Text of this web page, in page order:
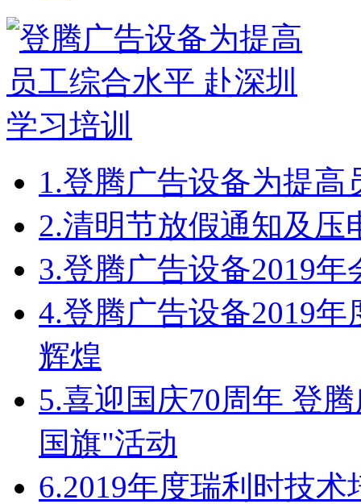
1.登腾广告设备为提高
2.清明节放假通知及压
3.登腾广告设备2019
4.登腾广告设备2019
辉煌
5.喜迎国庆70周年 登
国旗"活动
6.2019年度瑞利时技